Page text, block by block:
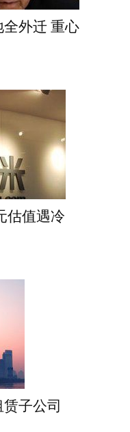
外迁 重心
估值遇冷
子公司